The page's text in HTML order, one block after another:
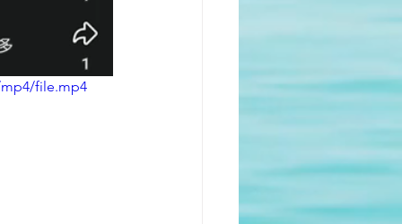
file.mp4